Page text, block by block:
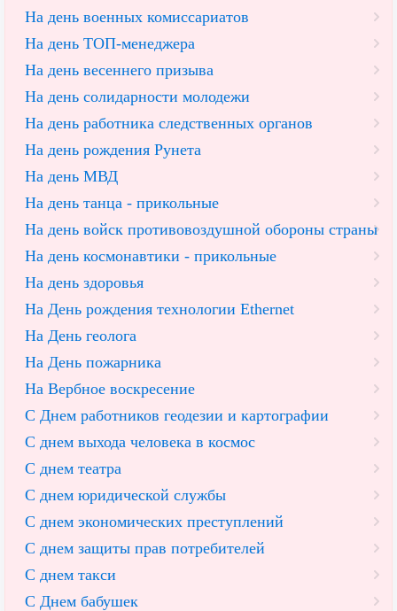
На день военных комиссариатов
На день ТОП-менеджера
На день весеннего призыва
На день солидарности молодежи
На день работника следственных органов
На день рождения Рунета
На день МВД
На день танца - прикольные
На день войск противовоздушной обороны страны
На день космонавтики - прикольные
На день здоровья
На День рождения технологии Ethernet
На День геолога
На День пожарника
На Вербное воскресение
С Днем работников геодезии и картографии
С днем выхода человека в космос
С днем театра
С днем юридической службы
С днем экономических преступлений
С днем защиты прав потребителей
С днем такси
С Днем бабушек